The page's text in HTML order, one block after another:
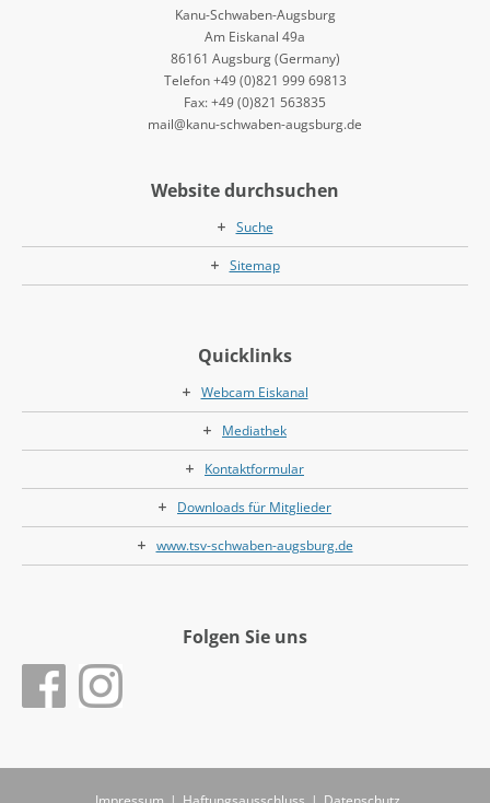
Kanu-Schwaben-Augsburg
Am Eiskanal 49a
86161 Augsburg (Germany)
Telefon +49 (0)821 999 69813
Fax: +49 (0)821 563835
mail@kanu-schwaben-augsburg.de
Website durchsuchen
Suche
Sitemap
Quicklinks
Webcam Eiskanal
Mediathek
Kontaktformular
Downloads für Mitglieder
www.tsv-schwaben-augsburg.de
Folgen Sie uns